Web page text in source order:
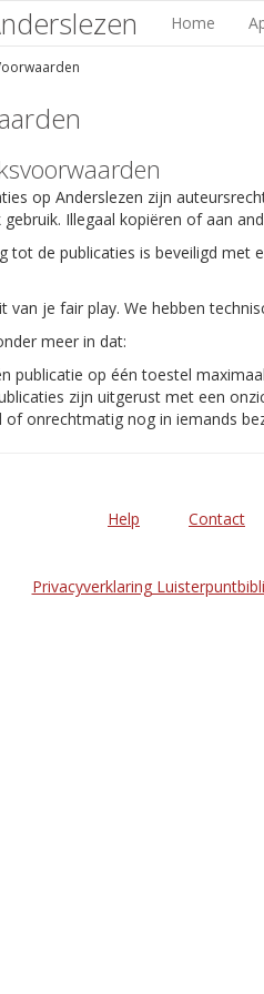
Home
op Anderslezen zijn
Illegaal kopiëren of aan
tot de publicaties is beveiligd met
van je fair play. We hebben
meer in dat:
publicatie op één toestel
zijn uitgerust met een
of onrechtmatig nog in iemands
Help Contact
Privacyverklaring